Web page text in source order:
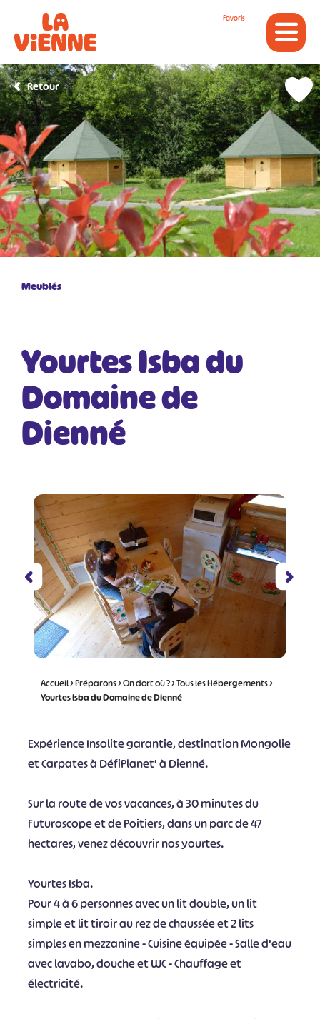
Favoris
Meublés
Yourtes Isba du
Domaine de
Dienné
Retour
Accueil>Préparons>On dort où ?>Tous les Hébergements>
Yourtes Isba du Domaine de Dienné
Expérience Insolite garantie, destination Mongolie
et Carpates à DéfiPlanet' à Dienné.
Sur la route de vos vacances, à 30 minutes du
Futuroscope et de Poitiers, dans un parc de 47
hectares, venez découvrir nos yourtes.
Yourtes Isba.
Pour 4 à 6 personnes avec un lit double, un lit
simple et lit tiroir au rez de chaussée et 2 lits
simples en mezzanine - Cuisine équipée - Salle d'eau
avec lavabo, douche et WC - Chauffage et
électricité.